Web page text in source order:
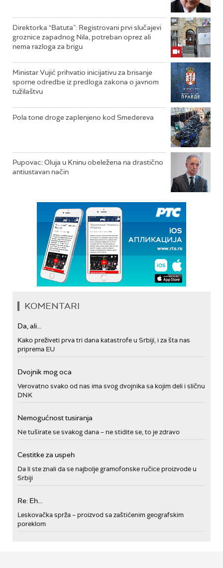
Direktorka "Batuta”: Registrovani prvi slučajevi
groznice zapadnog Nila, potreban oprez ali
nema razloga za brigu
Ministar Vujić prihvatio inicijativu za brisanje
sporne odredbe iz predloga zakona o javnom
tužilaštvu
Pola tone droge zaplenjeno kod Smedereva
Pupovac: Oluja u Kninu obeležena na drastično
antiustavan način
KOMENTARI
Da, ali...
Kako preživeti prva tri dana katastrofe u Srbiji, i za šta nas
priprema EU
Dvojnik mog oca
Verovatno svako od nas ima svog dvojnika sa kojim deli i sličnu
DNK
Nemogućnost tusiranja
Ne tuširate se svakog dana – ne stidite se, to je zdravo
Cestitke za uspeh
Da li ste znali da se najbolje gramofonske ručice proizvode u
Srbiji
Re: Eh...
Leskovačka sprža – proizvod sa zaštićenim geografskim
poreklom